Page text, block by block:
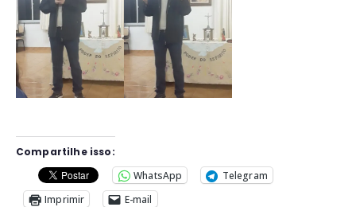
Compartilhe isso:
WhatsApp
Telegram
Imprimir
E-mail